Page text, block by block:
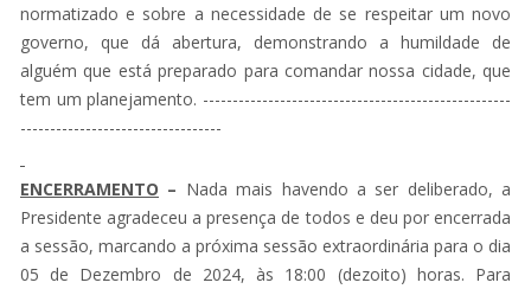
normatizado e sobre a necessidade de se respeitar um novo
governo, que dá abertura, demonstrando a humildade de
alguém que está preparado para comandar nossa cidade, que
tem um planejamento. ----------------------------------------------------
----------------------------------
ENCERRAMENTO – Nada mais havendo a ser deliberado, a
Presidente agradeceu a presença de todos e deu por encerrada
a sessão, marcando a próxima sessão extraordinária para o dia
05 de Dezembro de 2024, às 18:00 (dezoito) horas. Para